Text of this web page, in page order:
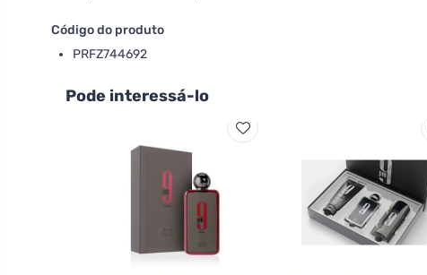
Código do produto
PRFZ744692
Pode interessá-lo